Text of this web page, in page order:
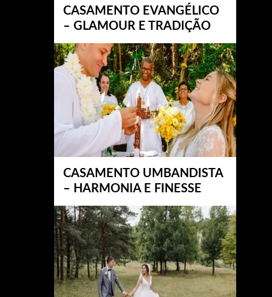
CASAMENTO EVANGÉLICO
– GLAMOUR E TRADIÇÃO
CASAMENTO UMBANDISTA
– HARMONIA E FINESSE